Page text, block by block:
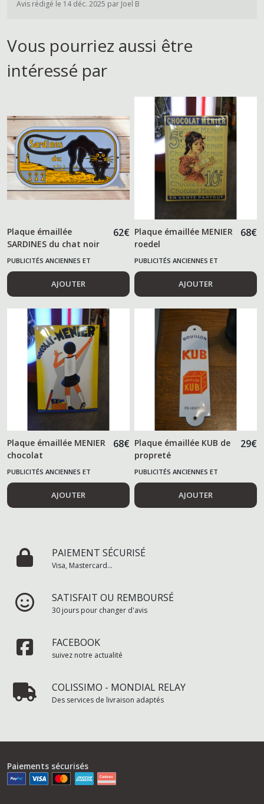
Avis rédigé le 14 déc. 2025 par Joel B
Vous pourriez aussi être
intéressé par
Plaque émaillée
SARDINES du chat noir
62€
PUBLICITÉS ANCIENNES ET
ALIMENTAIRES
AJOUTER
Plaque émaillée MENIER
roedel
68€
PUBLICITÉS ANCIENNES ET
ALIMENTAIRES
AJOUTER
Plaque émaillée MENIER
chocolat
68€
PUBLICITÉS ANCIENNES ET
ALIMENTAIRES
AJOUTER
Plaque émaillée KUB de
propreté
29€
PUBLICITÉS ANCIENNES ET
ALIMENTAIRES
AJOUTER
PAIEMENT SÉCURISÉ
Visa, Mastercard...
SATISFAIT OU REMBOURSÉ
30 jours pour changer d'avis
FACEBOOK
suivez notre actualité
COLISSIMO - MONDIAL RELAY
Des services de livraison adaptés
Paiements sécurisés